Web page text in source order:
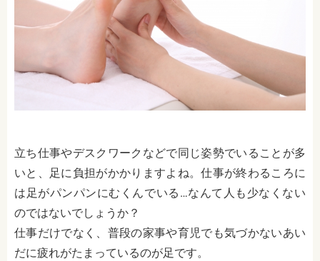
立ち仕事やデスクワークなどで同じ姿勢でいることが多
いと、足に負担がかかりますよね。仕事が終わるころに
は足がパンパンにむくんでいる…なんて人も少なくない
のではないでしょうか？
仕事だけでなく、普段の家事や育児でも気づかないあい
だに疲れがたまっているのが足です。